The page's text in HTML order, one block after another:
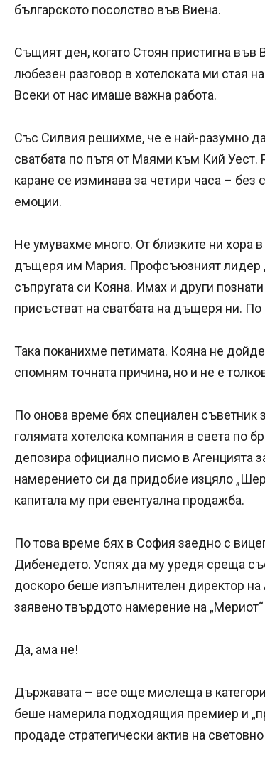
българското посолство във Виена.
Същият ден, когато Стоян пристигна във
любезен разговор в хотелската ми стая
Всеки от нас имаше важна работа.
Със Силвия решихме, че е най-разумно
сватбата по пътя от Маями към Кий
каране се изминава за четири часа –
емоции.
Не умувахме много. От близките ни хора
дъщеря им Мария. Профсъюзният лидер
съпругата си Кояна. Имах и други
присъстват на сватбата на дъщеря ни.
Така поканихме петимата. Кояна не
спомням точната причина, но и не е
По онова време бях специален съветник
голямата хотелска компания в света по
депозира официално писмо в Агенцията
намерението си да придобие изцяло
капитала му при евентуална продажба.
По това време бях в София заедно с
Дибенедето. Успях да му уредя среща
доскоро беше изпълнителен директор на
заявено твърдото намерение на
Да, ама не!
Държавата – все още мислеща в
беше намерила подходящия премиер и
продаде стратегически актив на